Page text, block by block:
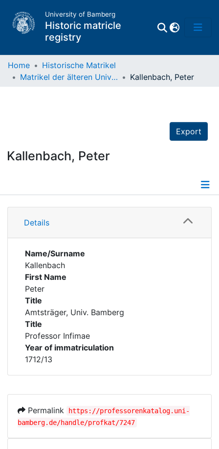
University of Bamberg
Historic matricle
registry
Home
Historische Matrikel
Matrikel der älteren Universität
Kallenbach, Peter
Export
Kallenbach, Peter
Details
Details
Name/Surname
Kallenbach
First Name
Peter
Title
Amtsträger, Univ. Bamberg
Title
Professor Infimae
Year of immatriculation
1712/13
Permalink
https://professorenkatalog.uni-
bamberg.de/handle/profkat/7247